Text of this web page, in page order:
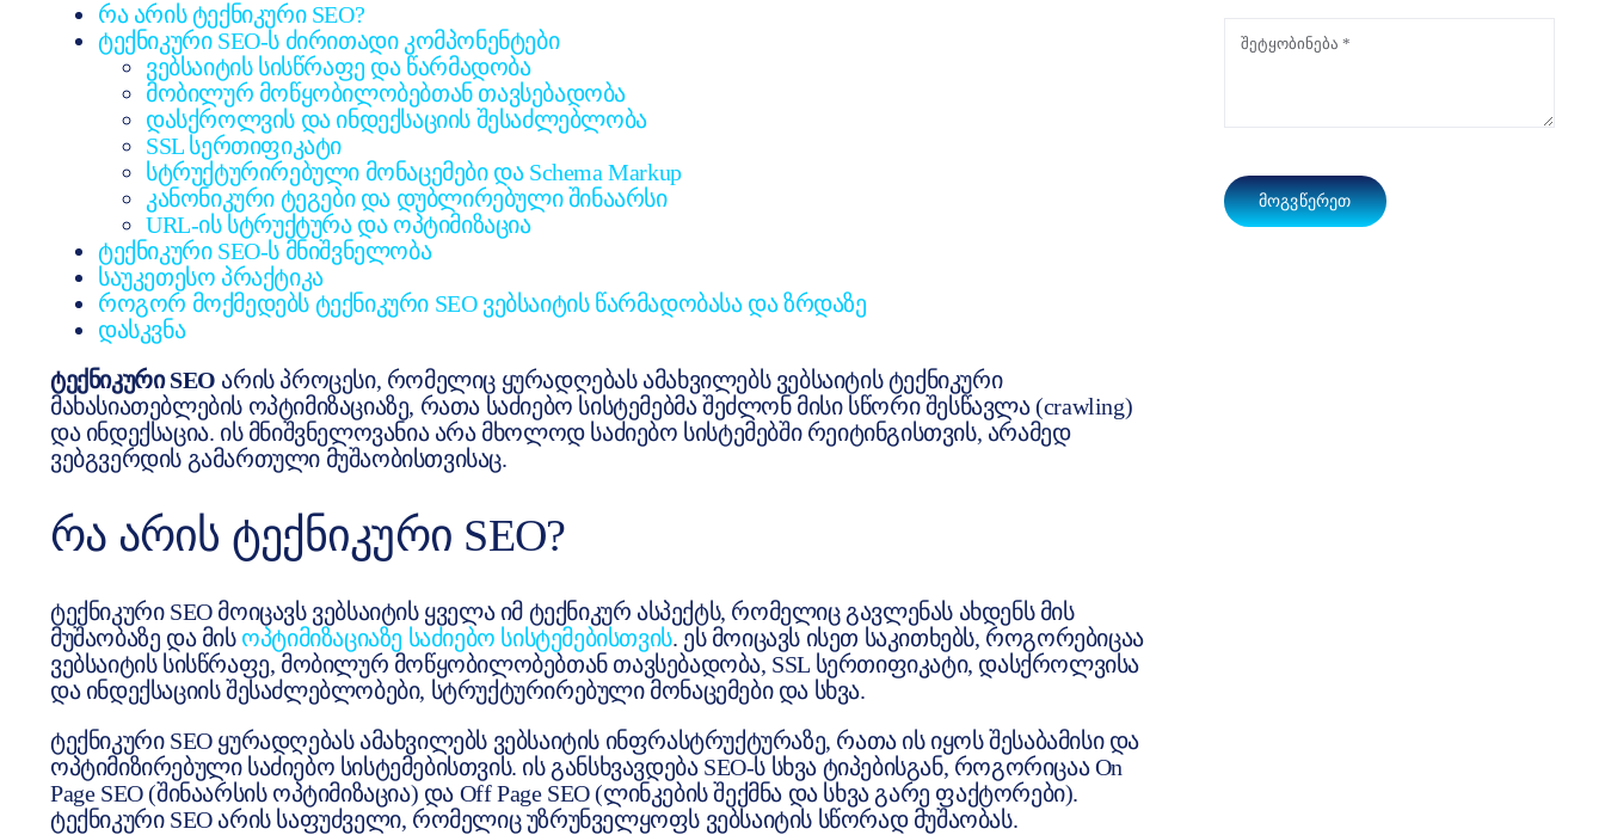
რა არის ტექნიკური SEO?
ტექნიკური SEO-ს ძირითადი კომპონენტები
ვებსაიტის სისწრაფე და წარმადობა
მობილურ მოწყობილობებთან თავსებადობა
დასქროლვის და ინდექსაციის შესაძლებლობა
SSL სერთიფიკატი
სტრუქტურირებული მონაცემები და Schema Markup
კანონიკური ტეგები და დუბლირებული შინაარსი
URL-ის სტრუქტურა და ოპტიმიზაცია
ტექნიკური SEO-ს მნიშვნელობა
საუკეთესო პრაქტიკა
როგორ მოქმედებს ტექნიკური SEO ვებსაიტის წარმადობასა და ზრდაზე
დასკვნა
ტექნიკური SEO არის პროცესი, რომელიც ყურადღებას ამახვილებს ვებსაიტის ტექნიკური
მახასიათებლების ოპტიმიზაციაზე, რათა საძიებო სისტემებმა შეძლონ მისი სწორი შესწავლა (crawling)
და ინდექსაცია. ის მნიშვნელოვანია არა მხოლოდ საძიებო სისტემებში რეიტინგისთვის, არამედ
ვებგვერდის გამართული მუშაობისთვისაც.
ᲠᲐ ᲐᲠᲘᲡ ᲢᲔᲥᲜᲘᲙᲣᲠᲘ SEO?
ტექნიკური SEO მოიცავს ვებსაიტის ყველა იმ ტექნიკურ ასპექტს, რომელიც გავლენას ახდენს მის
მუშაობაზე და მის ოპტიმიზაციაზე საძიებო სისტემებისთვის. ეს მოიცავს ისეთ საკითხებს, როგორებიცაა
ვებსაიტის სისწრაფე, მობილურ მოწყობილობებთან თავსებადობა, SSL სერთიფიკატი, დასქროლვისა
და ინდექსაციის შესაძლებლობები, სტრუქტურირებული მონაცემები და სხვა.
ტექნიკური SEO ყურადღებას ამახვილებს ვებსაიტის ინფრასტრუქტურაზე, რათა ის იყოს შესაბამისი და
ოპტიმიზირებული საძიებო სისტემებისთვის. ის განსხვავდება SEO-ს სხვა ტიპებისგან, როგორიცაა On
Page SEO (შინაარსის ოპტიმიზაცია) და Off Page SEO (ლინკების შექმნა და სხვა გარე ფაქტორები).
ტექნიკური SEO არის საფუძველი, რომელიც უზრუნველყოფს ვებსაიტის სწორად მუშაობას.
ᲛᲝᲒᲕᲬᲔᲠᲔᲗ